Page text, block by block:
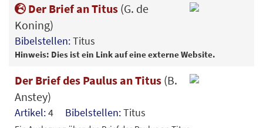
Der Brief an Titus (G. de
Koning)
Bibelstellen:Titus
Hinweis: Dies ist ein Link auf eine externe Website.
Der Brief des Paulus an Titus (B.
Anstey)
Artikel:4 Bibelstellen:Titus